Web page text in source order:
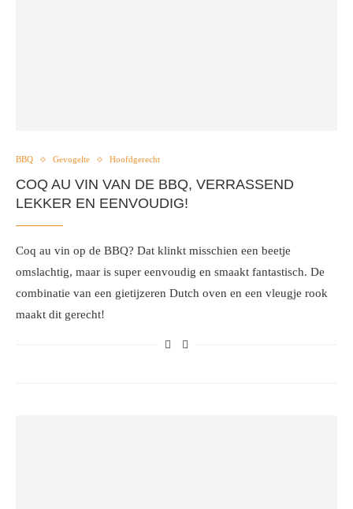
BBQ Gevogelte Hoofdgerecht
COQ AU VIN VAN DE BBQ, VERRASSEND
LEKKER EN EENVOUDIG!
Coq au vin op de BBQ? Dat klinkt misschien een beetje
omslachtig, maar is super eenvoudig en smaakt fantastisch. De
combinatie van een gietijzeren Dutch oven en een vleugje rook
maakt dit gerecht!